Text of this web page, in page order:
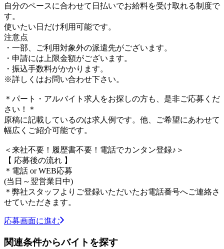
自分のペースに合わせて日払いでお給料を受け取れる制度で
す。
使いたい日だけ利用可能です。
注意点
・一部、ご利用対象外の派遣先がございます。
・申請には上限金額がございます。
・振込手数料がかかります。
※詳しくはお問い合わせ下さい。
＊パート・アルバイト求人をお探しの方も、是非ご応募くだ
さい！＊
原稿に記載しているのは求人例です。他、ご希望にあわせて
幅広くご紹介可能です。
＜来社不要！履歴書不要！電話でカンタン登録♪＞
【 応募後の流れ 】
＊電話 or WEB応募
(当日～翌営業日中)
＊弊社スタッフよりご登録いただいたお電話番号へご連絡さ
せていただきます。
応募画面に進む
関連条件からバイトを探す